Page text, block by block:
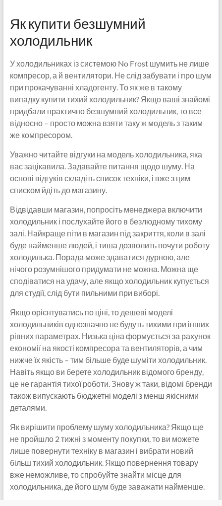
Як купити безшумний
холодильник
У холодильниках із системою No Frost шумить не лише
компресор, а й вентилятори. Не слід забувати і про шум
при прокачуванні хладогенту. То як же в такому
випадку купити тихий холодильник? Якщо ваші знайомі
придбали практично безшумний холодильник, то все
відносно – просто можна взяти таку ж модель з таким
же компресором.
Уважно читайте відгуки на модель холодильника, яка
вас зацікавила. Задавайте питання щодо шуму. На
основі відгуків складіть список техніки, і вже з цим
списком йдіть до магазину.
Відвідавши магазин, попросіть менеджера включити
холодильник і послухайте його в безлюдному тихому
залі. Найкраще піти в магазин під закриття, коли в залі
буде найменше людей, і тиша дозволить почути роботу
холодилька. Порада може здаватися дурною, але
нічого розумнішого придумати не можна. Можна ще
сподіватися на удачу, але якщо холодильник купується
для студії, слід бути пильними при виборі.
Якщо орієнтуватись по ціні, то дешеві моделі
холодильників однозначно не будуть тихими при інших
рівних параметрах. Низька ціна формується за рахунок
економії на якості компресора та вентиляторів, а чим
нижче їх якість – тим більше буде шуміти холодильник.
Навіть якщо ви берете холодильник відомого бренду,
це не гарантія тихої роботи. Знову ж таки, відомі бренди
також випускають бюджетні моделі з менш якісними
деталями.
Як вирішити проблему шуму холодильника? Якщо ще
не пройшло 2 тижні з моменту покупки, то ви можете
лише повернути техніку в магазин і вибрати новий
більш тихий холодильник. Якщо повернення товару
вже неможливе, то спробуйте знайти місце для
холодильника, де його шум буде заважати найменше.